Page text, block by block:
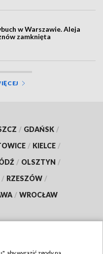
w Warszawie. Aleja
zamknięta
/ GDAŃSK /
/ KIELCE /
/ OLSZTYN /
/ RZESZÓW /
/ WROCŁAW